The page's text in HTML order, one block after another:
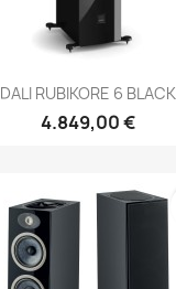
DALI RUBIKORE 6 BLACK
4.849,00 €